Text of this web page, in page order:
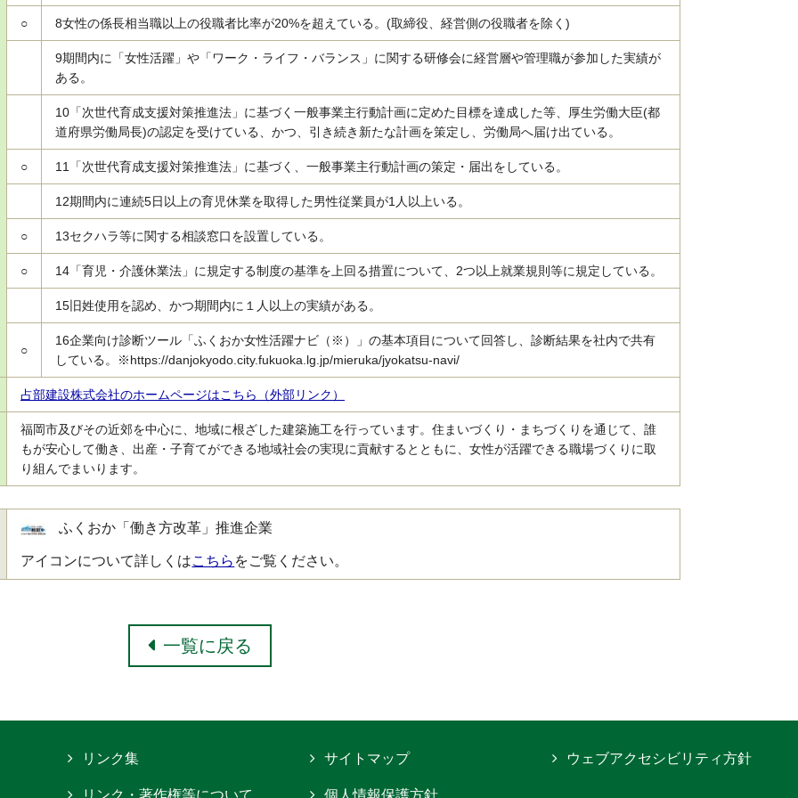
○ 8女性の係長相当職以上の役職者比率が20%を超えている。(取締役、経営側の役職者を除く)
9期間内に「女性活躍」や「ワーク・ライフ・バランス」に関する研修会に経営層や管理職が参加した実績が
ある。
10 「次世代育成支援対策推進法」に基づく一般事業主行動計画に定めた目標を達成した等、厚生労働大臣(都
道府県労働局長)の認定を受けている、かつ、引き続き新たな計画を策定し、労働局へ届け出ている。
○ 11 「次世代育成支援対策推進法」に基づく、一般事業主行動計画の策定・届出をしている。
12期間内に連続5日以上の育児休業を取得した男性従業員が1人以上いる。
○ 13セクハラ等に関する相談窓口を設置している。
○ 14 「育児・介護休業法」に規定する制度の基準を上回る措置について、2つ以上就業規則等に規定している。
15 旧姓使用を認め、かつ期間内に１人以上の実績がある。
○
16企業向け診断ツール「ふくおか女性活躍ナビ（※）」の基本項目について回答し、診断結果を社内で共有
している。※https://danjokyodo.city.fukuoka.lg.jp/mieruka/jyokatsu-navi/
占部建設株式会社のホームページはこちら（外部リンク）
福岡市及びその近郊を中心に、地域に根ざした建築施工を行っています。住まいづくり・まちづくりを通じて、誰
もが安心して働き、出産・子育てができる地域社会の実現に貢献するとともに、女性が活躍できる職場づくりに取
り組んでまいります。
ふくおか「働き方改革」推進企業
アイコンについて詳しくはこちら をご覧ください。
一覧に戻る
リンク集 サイトマップ ウェブアクセシビリティ方針